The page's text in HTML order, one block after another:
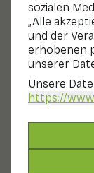
sozialen
„Alle
und der
erhobenen
unserer
Unsere
https://
Rezepte
Gado
Hauptgericht
Mit